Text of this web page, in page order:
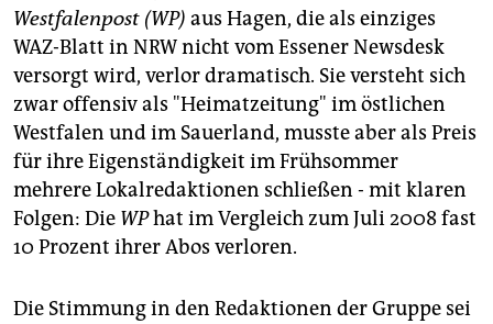
Westfalenpost (WP) aus Hagen, die als einziges
WAZ-Blatt in NRW nicht vom Essener Newsdesk
versorgt wird, verlor dramatisch. Sieversteht sich
zwar offensiv als "Heimatzeitung" im östlichen
Westfalen und im Sauerland, musste aber als Preis
für ihre Eigenständigkeit im Frühsommer
mehrere Lokalredaktionen schließen - mit klaren
Folgen: Die WPhat im Vergleich zum Juli 2008 fast
10 Prozent ihrer Abos verloren.
Die Stimmung in den Redaktionen der Gruppe sei